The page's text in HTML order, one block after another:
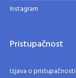
Instagram
Pristupačnost
Izjava o pristupačnosti